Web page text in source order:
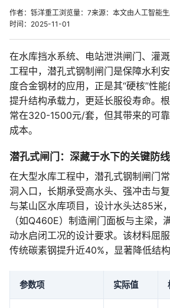
作者：铄洋重工浏览量：7来源：本文由人工智能
时间：2025-11-01
在水库挡水系统、电站泄洪闸门、灌
工程中，潜孔式钢制闸门是保障水利
度合金钢材的应用，正是其“硬核”性
提升结构承载力，更延长服役寿命。
常在320-1500元/套，但其带来的可
成本。
潜孔式闸门：深藏于水下的关键防线
在大型水库工程中，潜孔式钢制闸门
洞入口，长期承受高水头、强冲击与
与某山区水库项目，设计水头达85米
（如Q460E）制造闸门面板与主梁，
动水启闭工况的设计要求。该材料屈
传统碳素钢提升近40%，显著降低结
参数项 实际值